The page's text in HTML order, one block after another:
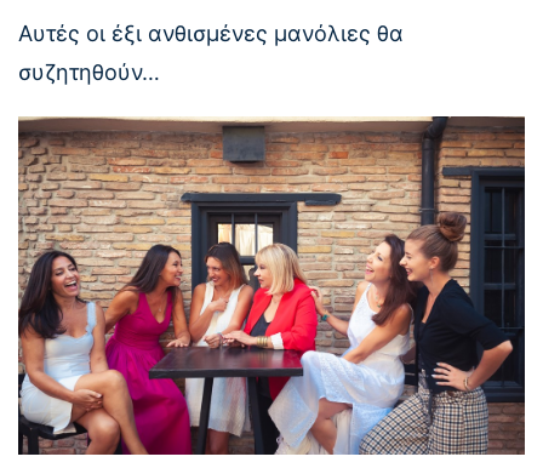
Αυτές οι έξι ανθισμένες μανόλιες θα
συζητηθούν…